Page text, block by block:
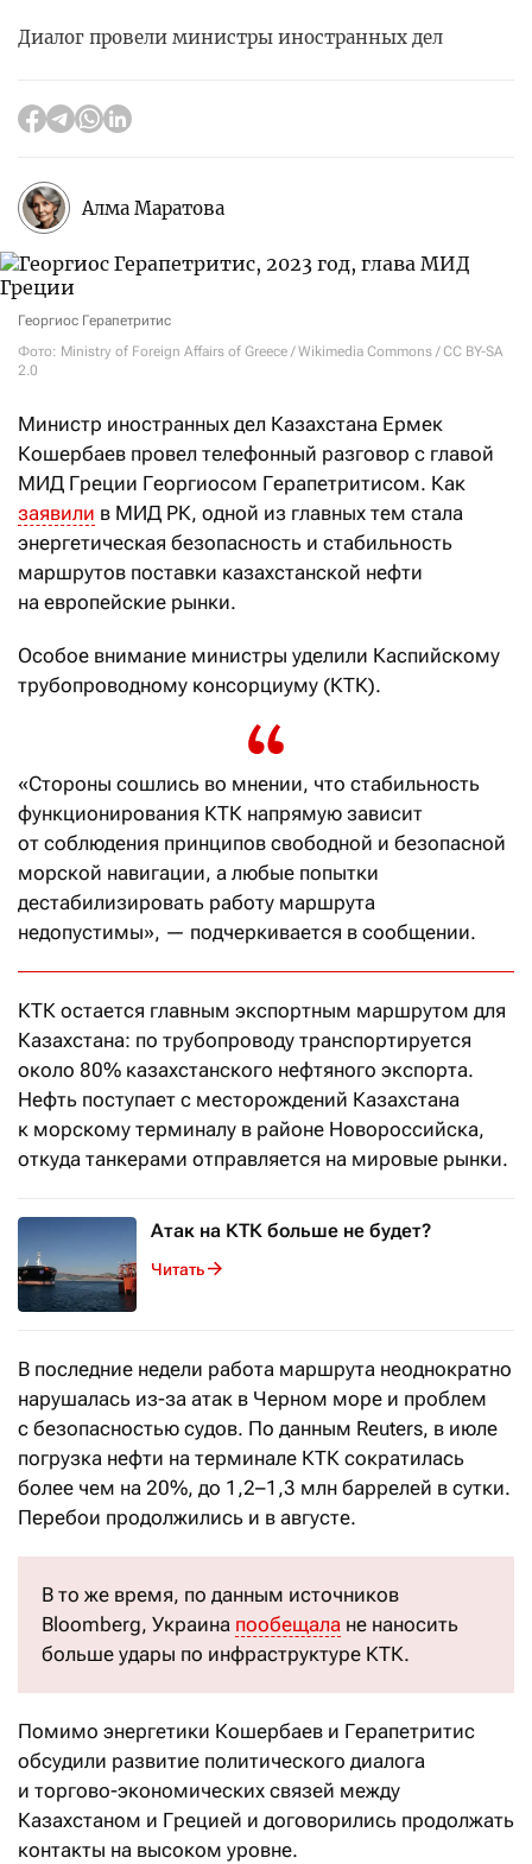
Диалог провели министры иностранных дел
Алма Маратова
Георгиос Герапетритис
Фото: Ministry of Foreign Affairs of Greece / Wikimedia Commons / CC BY-SA
2.0
Министр иностранных дел Казахстана Ермек
Кошербаев провел телефонный разговор с главой
МИД Греции Георгиосом Герапетритисом. Как
заявили в МИД РК, одной из главных тем стала
энергетическая безопасность и стабильность
маршрутов поставки казахстанской нефти
на европейские рынки.
Особое внимание министры уделили Каспийскому
трубопроводному консорциуму (КТК).
«Стороны сошлись во мнении, что стабильность
функционирования КТК напрямую зависит
от соблюдения принципов свободной и безопасной
морской навигации, а любые попытки
дестабилизировать работу маршрута
недопустимы», — подчеркивается в сообщении.
КТК остается главным экспортным маршрутом для
Казахстана: по трубопроводу транспортируется
около 80% казахстанского нефтяного экспорта.
Нефть поступает с месторождений Казахстана
к морскому терминалу в районе Новороссийска,
откуда танкерами отправляется на мировые рынки.
Атак на КТК больше не будет?
Читать
В последние недели работа маршрута неоднократно
нарушалась из-за атак в Черном море и проблем
с безопасностью судов. По данным Reuters, в июле
погрузка нефти на терминале КТК сократилась
более чем на 20%, до 1,2–1,3 млн баррелей в сутки.
Перебои продолжились и в августе.
В то же время, по данным источников
Bloomberg, Украина пообещала не наносить
больше удары по инфраструктуре КТК.
Помимо энергетики Кошербаев и Герапетритис
обсудили развитие политического диалога
и торгово-экономических связей между
Казахстаном и Грецией и договорились продолжать
контакты на высоком уровне.